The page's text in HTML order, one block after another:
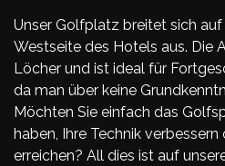
Unser Golfplatz breitet sich
Westseite des Hotels aus. Die
Löcher und ist ideal für
da man über keine
Möchten Sie einfach das
haben, Ihre Technik
erreichen? All dies ist auf